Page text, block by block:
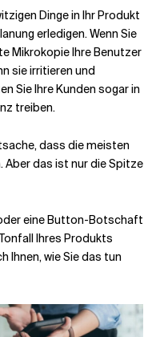
Dinge in Ihr Produkt
erledigen. Wenn Sie
Mikrokopie Ihre Benutzer
sie irritieren und
Sie Ihre Kunden sogar in
treiben.
dass die meisten
Aber das ist nur die Spitze
eine Button-Botschaft
Ihres Produkts
Ihnen, wie Sie das tun